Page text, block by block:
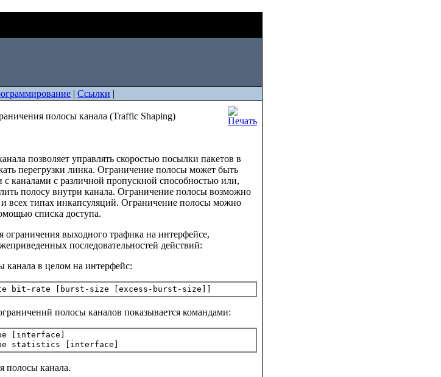
| Ссылки |
полосы канала (Traffic Shaping)
позволяет управлять скоростью посылки пакетов в
перегрузки линка. Ограничение полосы может быть
с каналами с различной пропускной способностью или,
полосу внутри канала. Ограничение полосы возможно
и всех типах инкапсуляций. Ограничение полосы можно
списка доступа.
ограничения выходного трафика на интерфейсе,
последовательностей действий:
канала в целом на интерфейс:
полосы каналов показывается командами:
[interface]
полосы канала.